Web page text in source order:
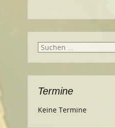
Suche
Termine
Keine Termine